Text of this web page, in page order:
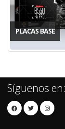
PLACAS BASE
Síguenos en: